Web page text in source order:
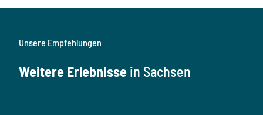
Unsere Empfehlungen
Weitere Erlebnisse in Sachsen